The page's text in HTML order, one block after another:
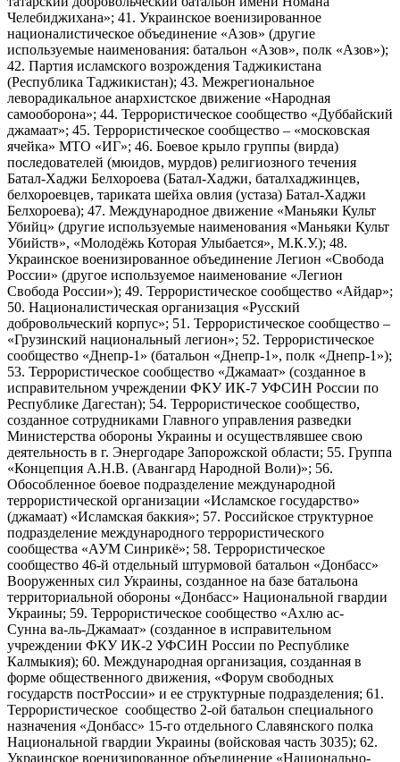
Челебиджихана»; 41. Украинское военизированное
националистическое объединение «Азов» (другие
используемые наименования: батальон «Азов», полк «Азов»);
42. Партия исламского возрождения Таджикистана
(Республика Таджикистан); 43. Межрегиональное
леворадикальное анархистское движение «Народная
самооборона»; 44. Террористическое сообщество «Дуббайский
джамаат»; 45. Террористическое сообщество – «московская
ячейка» МТО «ИГ»; 46. Боевое крыло группы (вирда)
последователей (мюидов, мурдов) религиозного течения
Батал-Хаджи Белхороева (Батал-Хаджи, баталхаджинцев,
белхороевцев, тариката шейха овлия (устаза) Батал-Хаджи
Белхороева); 47. Международное движение «Маньяки Культ
Убийц» (другие используемые наименования «Маньяки Культ
Убийств», «Молодёжь Которая Улыбается», М.К.У.); 48.
Украинское военизированное объединение Легион «Свобода
России» (другое используемое наименование «Легион
Свобода России»); 49. Террористическое сообщество «Айдар»;
50. Националистическая организация «Русский
добровольческий корпус»; 51. Террористическое сообщество –
«Грузинский национальный легион»; 52. Террористическое
сообщество «Днепр-1» (батальон «Днепр-1», полк «Днепр-1»);
53. Террористическое сообщество «Джамаат» (созданное в
исправительном учреждении ФКУ ИК-7 УФСИН России по
Республике Дагестан); 54. Террористическое сообщество,
созданное сотрудниками Главного управления разведки
Министерства обороны Украины и осуществлявшее свою
деятельность в г. Энергодаре Запорожской области; 55. Группа
«Концепция А.Н.В. (Авангард Народной Воли)»; 56.
Обособленное боевое подразделение международной
террористической организации «Исламское государство»
(джамаат) «Исламская баккия»; 57. Российское структурное
подразделение международного террористического
сообщества «АУМ Синрикё»; 58. Террористическое
сообщество 46-й отдельный штурмовой батальон «Донбасс»
Вооруженных сил Украины, созданное на базе батальона
территориальной обороны «Донбасс» Национальной гвардии
Украины; 59. Террористическое сообщество «Ахлю ас-
Сунна ва-ль-Джамаат» (созданное в исправительном
учреждении ФКУ ИК-2 УФСИН России по Республике
Калмыкия); 60. Международная организация, созданная в
форме общественного движения, «Форум свободных
государств постРоссии» и ее структурные подразделения; 61.
Террористическое сообщество 2-ой батальон специального
назначения «Донбасс» 15-го отдельного Славянского полка
Национальной гвардии Украины (войсковая часть 3035); 62.
Украинское военизированное объединение «Национально-